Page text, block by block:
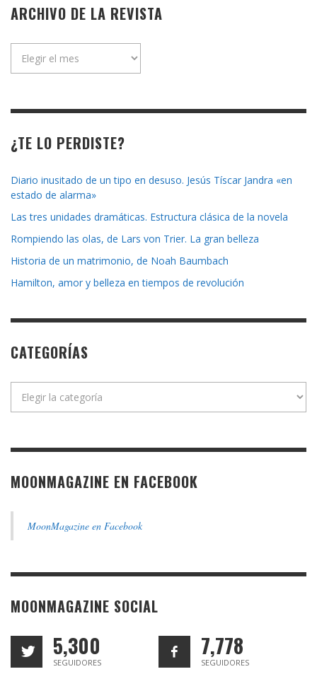
ARCHIVO DE LA REVISTA
¿TE LO PERDISTE?
Diario inusitado de un tipo en desuso. Jesús Tíscar Jandra «en
estado de alarma»
Las tres unidades dramáticas. Estructura clásica de la novela
Rompiendo las olas, de Lars von Trier. La gran belleza
Historia de un matrimonio, de Noah Baumbach
Hamilton, amor y belleza en tiempos de revolución
CATEGORÍAS
MOONMAGAZINE EN FACEBOOK
MoonMagazine en Facebook
MOONMAGAZINE SOCIAL
5,300
SEGUIDORES
7,778
SEGUIDORES